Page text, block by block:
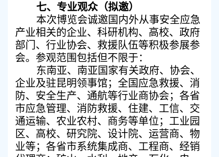
七、 专业观众（拟邀）
本次博览会诚邀国内外从事安全应急
产业相关的企业、科研机构、高校、政府
部门、行业协会、救援队伍等积极参展参
会。参观范围包括但不限于：
东南亚、南亚国家有关政府、协会、
企业及驻昆明领事馆；全国应急救援、消
防、安全生产、通航等行业商协会；各省
市应急管理、 消防救援、住建、工信、 交
通运输、 农业农村、商务等单位；工业园
区、高校、研究院、设计院、运营商、物
业等；各省市系统集成商、 工程商、经销